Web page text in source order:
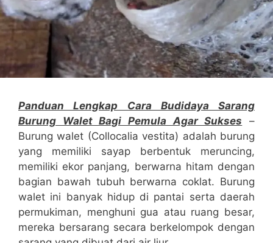
Panduan Lengkap Cara Budidaya Sarang
Burung Walet Bagi Pemula Agar Sukses –
Burung walet (Collocalia vestita) adalah burung
yang memiliki sayap berbentuk meruncing,
memiliki ekor panjang, berwarna hitam dengan
bagian bawah tubuh berwarna coklat. Burung
walet ini banyak hidup di pantai serta daerah
permukiman, menghuni gua atau ruang besar,
mereka bersarang secara berkelompok dengan